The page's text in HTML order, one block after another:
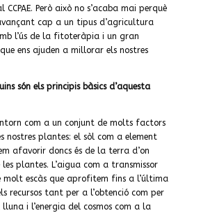
Però això no s’acaba mai perquè
cap a un tipus d’agricultura
l’ús de la fitoteràpia i un gran
ens ajuden a millorar els nostres
són els principis bàsics d’aquesta
com a un conjunt de molts factors
nostres plantes: el sòl com a element
afavorir doncs és de la terra d’on
plantes. L’aigua com a transmissor
molt escàs que aprofitem fins a l’última
recursos tant per a l’obtenció com per
i l’energia del cosmos com a la